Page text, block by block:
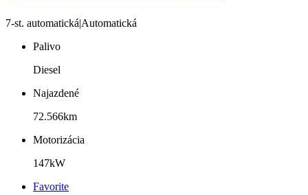
7-st. automatická|Automatická
Palivo
Diesel
Najazdené
72.566km
Motorizácia
147kW
Favorite